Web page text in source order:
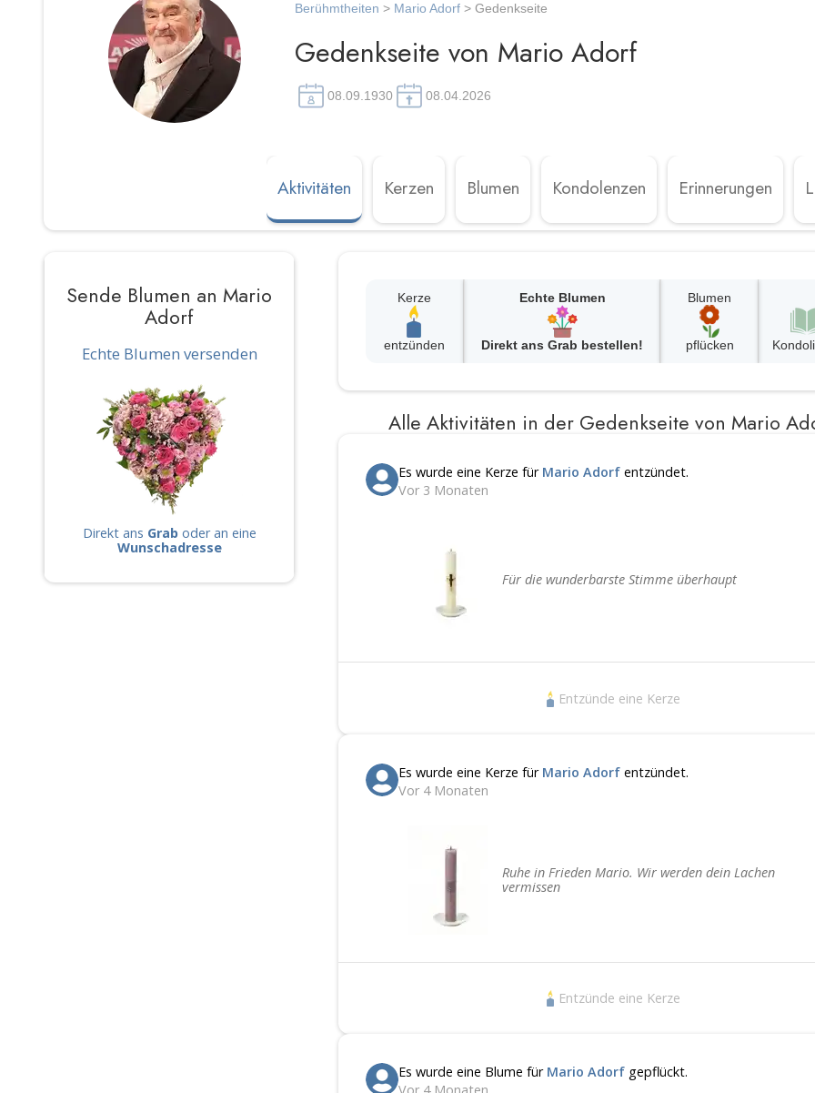
Berühmtheiten > Mario Adorf > Gedenkseite
Gedenkseite von Mario Adorf
08.09.1930 08.04.2026
Aktivitäten Kerzen Blumen Kondolenzen Erinnerungen
Sende Blumen an Mario
Adorf
Echte Blumen versenden
Direkt ans Graboder an eine
Wunschadresse
Kerze
entzünden
Echte Blumen
Direkt ans Grab bestellen!
Blumen
pflücken
Alle Aktivitäten in der Gedenkseite von Mario
Es wurde eine Kerze für Mario Adorf entzündet.
Vor 3 Monaten
Für die wunderbarste Stimme überhaupt
Entzünde eine Kerze
Es wurde eine Kerze für Mario Adorf entzündet.
Vor 4 Monaten
Ruhe in Frieden Mario. Wir werden dein Lachen
vermissen
Entzünde eine Kerze
Es wurde eine Blume für Mario Adorf gepflückt.